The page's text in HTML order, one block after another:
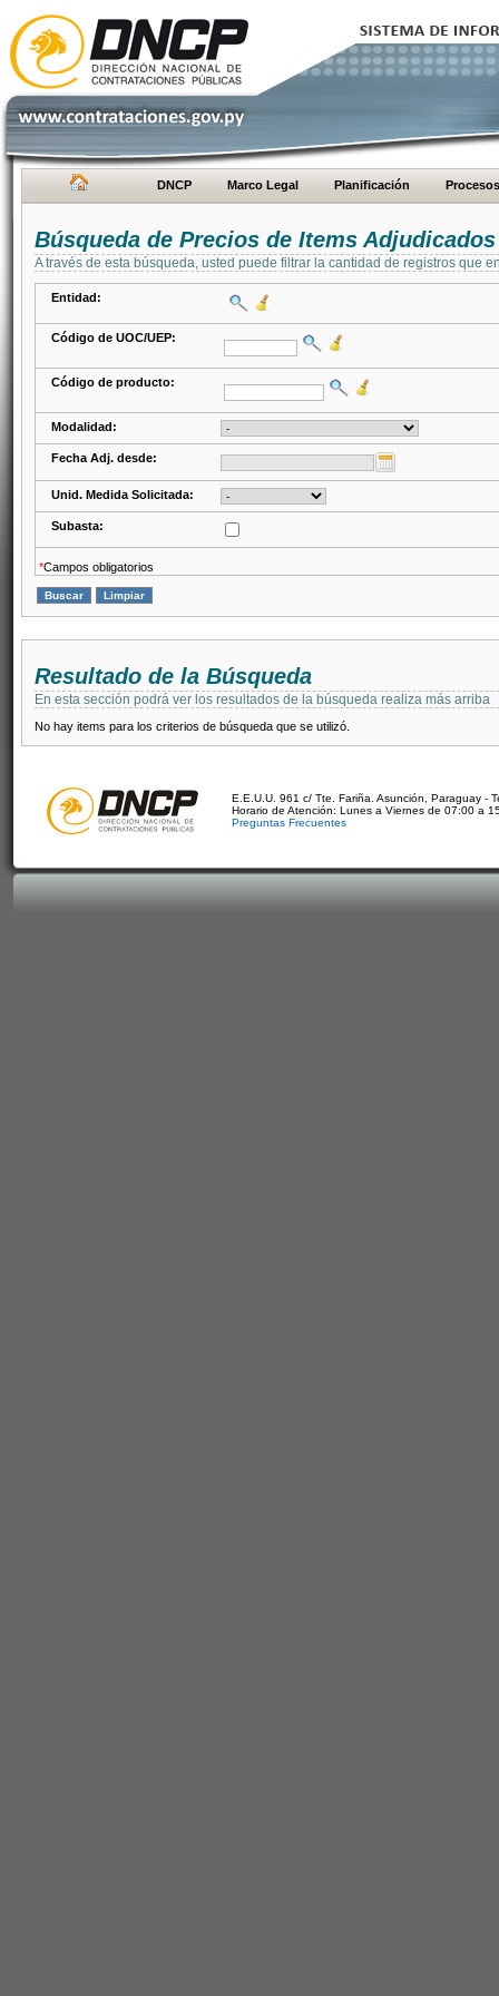
DNCP Marco Legal Planificación Procesos
Búsqueda de Precios de Items Adjudicados
A través de esta búsqueda, usted puede filtrar la cantidad de registros que
Entidad:
Código de UOC/UEP:
Código de producto:
Modalidad:
Fecha Adj. desde:
Unid. Medida Solicitada:
Subasta:
*Campos obligatorios
Resultado de la Búsqueda
En esta sección podrá ver los resultados de la búsqueda realiza más arriba
No hay items para los criterios de búsqueda que se utilizó.
E.E.U.U. 961 c/ Tte. Fariña. Asunción, Paraguay -
Horario de Atención: Lunes a Viernes de 07:00 a
Preguntas Frecuentes